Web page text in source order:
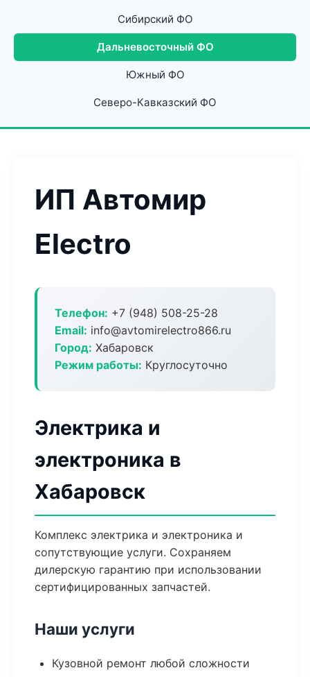
Сибирский ФО
Дальневосточный ФО
Южный ФО
Северо-Кавказский ФО
ИП Автомир
Electro
Телефон: +7 (948) 508-25-28
Email: info@avtomirelectro866.ru
Город: Хабаровск
Режим работы: Круглосуточно
Электрика и
электроника в
Хабаровск
Комплекс электрика и электроника и
сопутствующие услуги. Сохраняем
дилерскую гарантию при использовании
сертифицированных запчастей.
Наши услуги
Кузовной ремонт любой сложности